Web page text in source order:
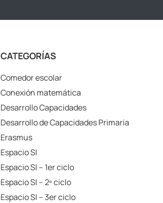
CATEGORÍAS
Comedor escolar
Conexión matemática
Desarrollo Capacidades
Desarrollo de Capacidades Primaria
Erasmus
Espacio SI
Espacio SI – 1er ciclo
Espacio SI – 2º ciclo
Espacio SI – 3er ciclo